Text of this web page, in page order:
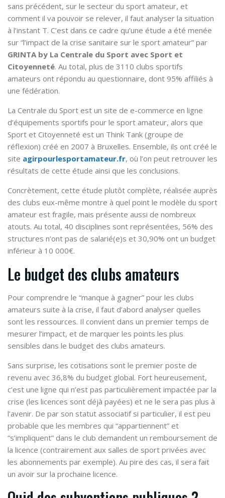
sans précédent, sur le secteur du sport amateur, et
comment il va pouvoir se relever, il faut analyser la situation
à l’instant T. C’est dans ce cadre qu’une étude a été menée
sur “l’impact de la crise sanitaire sur le sport amateur” par
GRINTA by La Centrale du Sport avec Sport et
Citoyenneté. Au total, plus de 3110 clubs sportifs
amateurs ont répondu au questionnaire, dont 95% affiliés à
une fédération.
La Centrale du Sport est un site de e-commerce en ligne
d’équipements sportifs pour le sport amateur, alors que
Sport et Citoyenneté est un Think Tank (groupe de
réflexion) créé en 2007 à Bruxelles. Ensemble, ils ont créé le
site agirpourlesportamateur.fr, où l’on peut retrouver les
résultats de cette étude ainsi que les conclusions.
Concrètement, cette étude plutôt complète, réalisée auprès
des clubs eux-même montre à quel point le modèle du sport
amateur est fragile, mais présente aussi de nombreux
atouts. Au total, 40 disciplines sont représentées, 56% des
structures n’ont pas de salarié(e)s et 30,90% ont un budget
inférieur à 10 000€.
Le budget des clubs amateurs
Pour comprendre le “manque à gagner” pour les clubs
amateurs suite à la crise, il faut d’abord analyser quelles
sont les ressources. Il convient dans un premier temps de
mesurer l’impact, et de marquer les points les plus
sensibles dans le budget des clubs amateurs.
Sans surprise, les cotisations sont le premier poste de
revenu avec 36,8% du budget global. Fort heureusement,
c’est une ligne qui n’est pas particulièrement impactée par la
crise (les licences sont déjà payées) et ne le sera pas plus à
l’avenir. De par son statut associatif si particulier, il est peu
probable que les membres qui “appartiennent” et
“s’impliquent” dans le club demandent un remboursement de
la licence (contrairement aux salles de sport privées avec
les abonnements par exemple). Au pire des cas, il sera fait
un avoir sur la prochaine licence.